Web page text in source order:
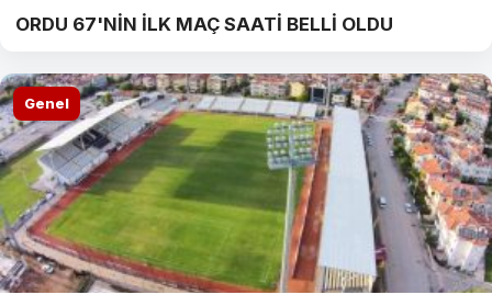
ORDU 67'NİN İLK MAÇ SAATİ BELLİ OLDU
Genel